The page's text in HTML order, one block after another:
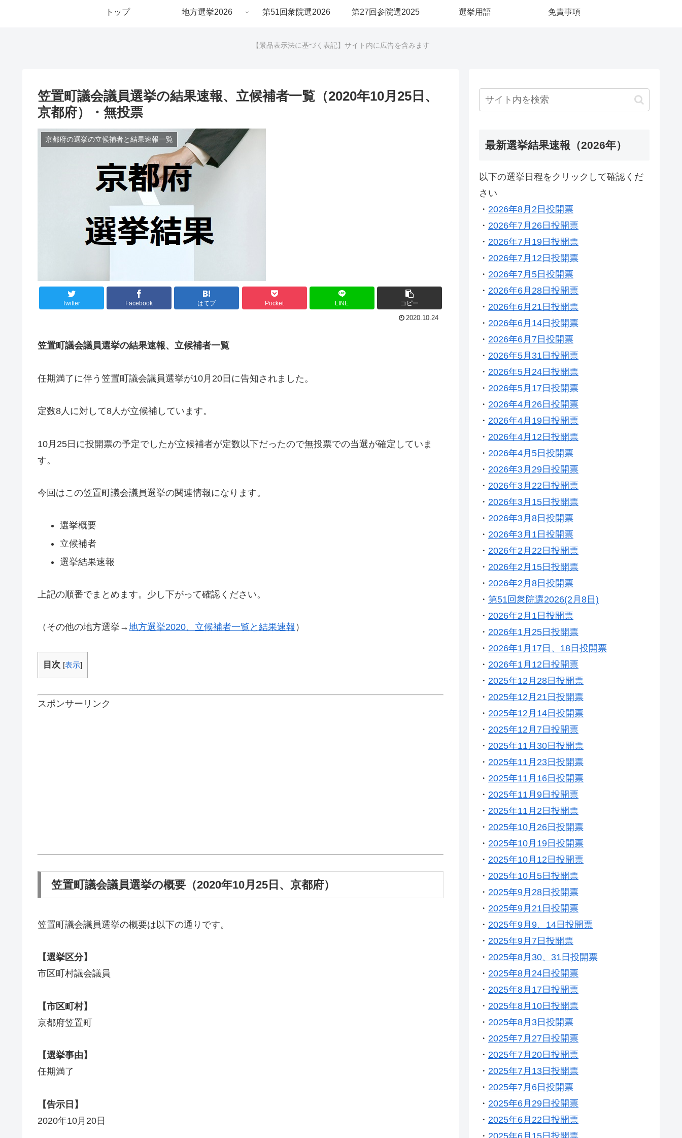
トップ 地方選挙2026 第51回衆院選2026 第27回参院選2025 選挙用語 免責事項
【景品表示法に基づく表記】サイト内に広告を含みます
笠置町議会議員選挙の結果速報、立候補者一覧（2020年10月25日、
京都府）・無投票
京都府の選挙の立候補者と結果速報一覧
Twitter Facebook はてブ Pocket LINE コピー
2020.10.24
笠置町議会議員選挙の結果速報、立候補者一覧
任期満了に伴う笠置町議会議員選挙が10月20日に告知されました。
定数8人に対して8人が立候補しています。
10月25日に投開票の予定でしたが立候補者が定数以下だったので無投票での当選が確定していま
す。
今回はこの笠置町議会議員選挙の関連情報になります。
選挙概要
立候補者
選挙結果速報
上記の順番でまとめます。少し下がって確認ください。
（その他の地方選挙→地方選挙2020、立候補者一覧と結果速報 ）
目次 [表示]
スポンサーリンク
笠置町議会議員選挙の概要（2020年10月25日、京都府）
笠置町議会議員選挙の概要は以下の通りです。
【選挙区分】
市区町村議会議員
【市区町村】
京都府笠置町
【選挙事由】
任期満了
【告示日】
2020年10月20日
最新選挙結果速報（2026年）
以下の選挙日程をクリックして確認くだ
さい
・ 2026年8月2日投開票
・ 2026年7月26日投開票
・ 2026年7月19日投開票
・ 2026年7月12日投開票
・ 2026年7月5日投開票
・ 2026年6月28日投開票
・ 2026年6月21日投開票
・ 2026年6月14日投開票
・ 2026年6月7日投開票
・ 2026年5月31日投開票
・ 2026年5月24日投開票
・ 2026年5月17日投開票
・ 2026年4月26日投開票
・ 2026年4月19日投開票
・ 2026年4月12日投開票
・ 2026年4月5日投開票
・ 2026年3月29日投開票
・ 2026年3月22日投開票
・ 2026年3月15日投開票
・ 2026年3月8日投開票
・ 2026年3月1日投開票
・ 2026年2月22日投開票
・ 2026年2月15日投開票
・ 2026年2月8日投開票
・ 第51回衆院選2026(2月8日)
・ 2026年2月1日投開票
・ 2026年1月25日投開票
・ 2026年1月17日、18日投開票
・ 2026年1月12日投開票
・ 2025年12月28日投開票
・ 2025年12月21日投開票
・ 2025年12月14日投開票
・ 2025年12月7日投開票
・ 2025年11月30日投開票
・ 2025年11月23日投開票
・ 2025年11月16日投開票
・ 2025年11月9日投開票
・ 2025年11月2日投開票
・ 2025年10月26日投開票
・ 2025年10月19日投開票
・ 2025年10月12日投開票
・ 2025年10月5日投開票
・ 2025年9月28日投開票
・ 2025年9月21日投開票
・ 2025年9月9、14日投開票
・ 2025年9月7日投開票
・ 2025年8月30、31日投開票
・ 2025年8月24日投開票
・ 2025年8月17日投開票
・ 2025年8月10日投開票
・ 2025年8月3日投開票
・ 2025年7月27日投開票
・ 2025年7月20日投開票
・ 2025年7月13日投開票
・ 2025年7月6日投開票
・ 2025年6月29日投開票
・ 2025年6月22日投開票